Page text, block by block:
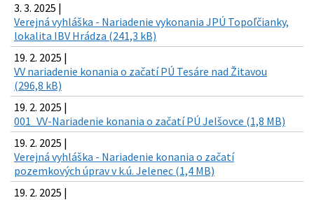
3. 3. 2025 |
Verejná vyhláška - Nariadenie vykonania JPÚ Topoľčianky,
lokalita IBV Hrádza (241,3 kB)
19. 2. 2025 |
VV nariadenie konania o začatí PÚ Tesáre nad Žitavou
(296,8 kB)
19. 2. 2025 |
001_VV-Nariadenie konania o začatí PÚ Jelšovce (1,8 MB)
19. 2. 2025 |
Verejná vyhláška - Nariadenie konania o začatí
pozemkových úprav v k.ú. Jelenec (1,4 MB)
19. 2. 2025 |